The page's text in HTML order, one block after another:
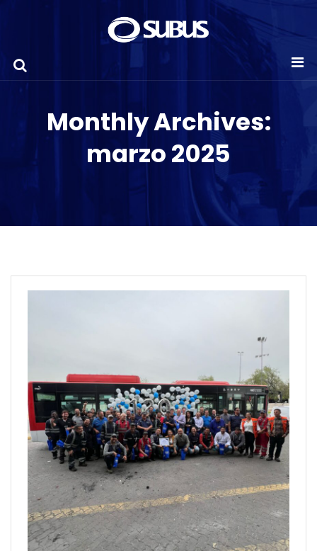
Monthly Archives:
marzo 2025